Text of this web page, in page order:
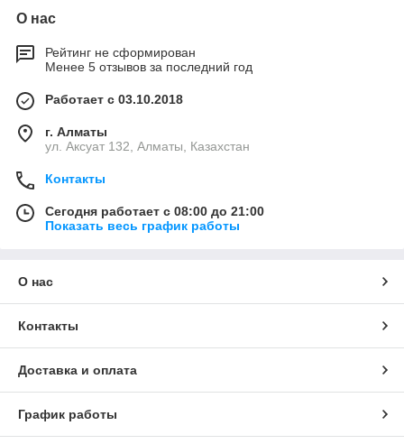
О нас
Рейтинг не сформирован
Менее 5 отзывов за последний год
Работает с 03.10.2018
г. Алматы
ул. Аксуат 132, Алматы, Казахстан
Контакты
Сегодня работает с 08:00 до 21:00
Показать весь график работы
О нас
Контакты
Доставка и оплата
График работы